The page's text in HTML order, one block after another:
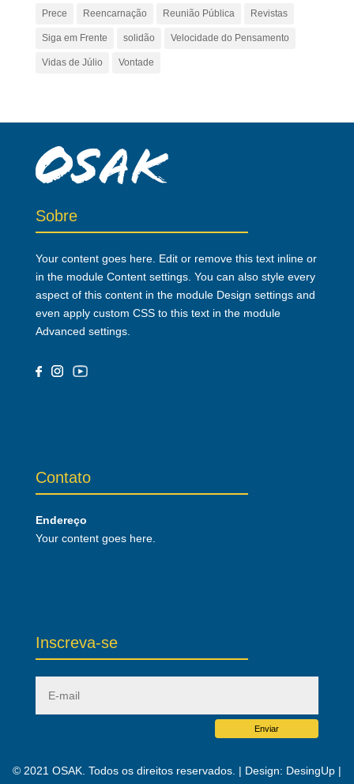
Prece Reencarnação Reunião Pública Revistas
Siga em Frente solidão Velocidade do Pensamento
Vidas de Júlio Vontade
Sobre
Your content goes here. Edit or remove this text inline or
in the module Content settings. You can also style every
aspect of this content in the module Design settings and
even apply custom CSS to this text in the module
Advanced settings.
Contato
Endereço
Your content goes here.
Inscreva-se
Enviar
© 2021 OSAK. Todos os direitos reservados. | Design: DesingUp |